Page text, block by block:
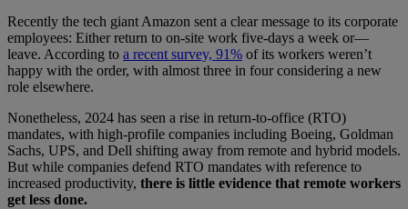
Recently the tech giant Amazon sent a clear message to its corporate
employees: Either return to on-site work five-days a week or—
leave. According to a recent survey, 91% of its workers weren’t
happy with the order, with almost three in four considering a new
role elsewhere.
Nonetheless, 2024 has seen a rise in return-to-office (RTO)
mandates, with high-profile companies including Boeing, Goldman
Sachs, UPS, and Dell shifting away from remote and hybrid models.
But while companies defend RTO mandates with reference to
increased productivity, there is little evidence that remote workers
get less done.